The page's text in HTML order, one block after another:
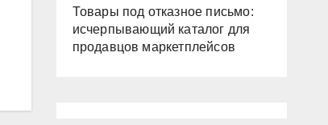
Товары под отказное письмо:
исчерпывающий каталог для
продавцов маркетплейсов